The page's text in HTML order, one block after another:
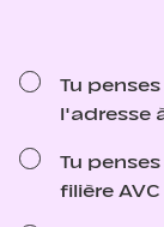
Tu
l'adresse
Tu
filière AVC